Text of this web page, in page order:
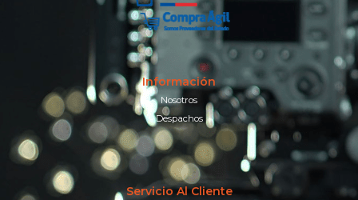
Información
Nosotros
Despachos
Servicio Al Cliente